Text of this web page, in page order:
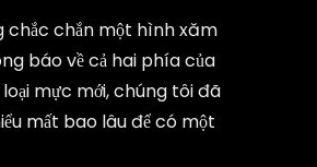
chắc chắn một hình xăm
báo về cả hai phía của
mực mới, chúng tôi đã
mất bao lâu để có một